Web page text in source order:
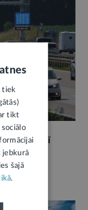
citā valstī
tiek
tikt
jebkurā
šajā
.